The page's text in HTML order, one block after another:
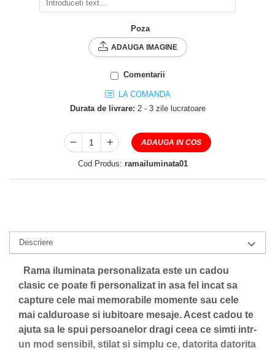
Poza
ADAUGA IMAGINE
Comentarii
LA COMANDA
Durata de livrare: 2 - 3 zile lucratoare
ADAUGA IN COS
Cod Produs: ramailuminata01
Descriere
Rama iluminata personalizata este un cadou
clasic ce poate fi personalizat in asa fel incat sa
capture cele mai memorabile momente sau cele
mai calduroase si iubitoare mesaje. Acest cadou te
ajuta sa le spui persoanelor dragi ceea ce simti intr-
un mod sensibil, stilat si simplu ce, datorita datorita